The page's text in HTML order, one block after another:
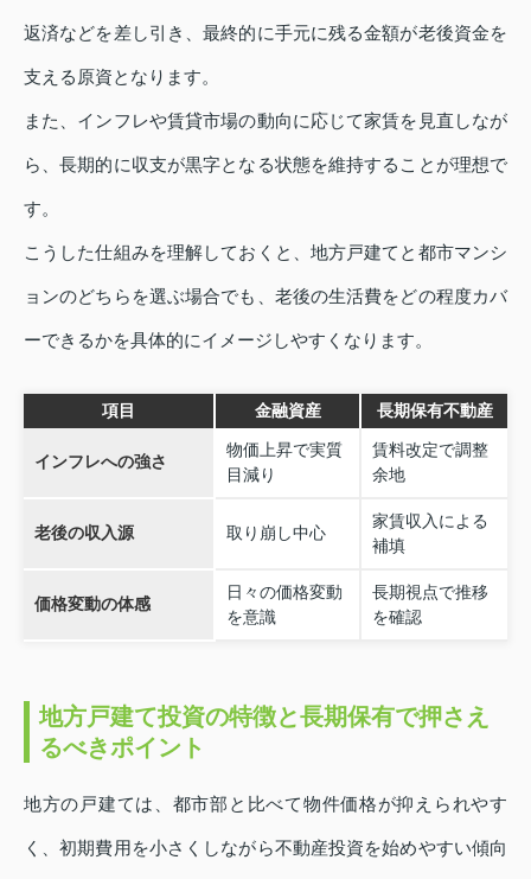
返済などを差し引き、最終的に手元に残る金額が老後資金を
支える原資となります。
また、インフレや賃貸市場の動向に応じて家賃を見直しなが
ら、長期的に収支が黒字となる状態を維持することが理想で
す。
こうした仕組みを理解しておくと、地方戸建てと都市マンシ
ョンのどちらを選ぶ場合でも、老後の生活費をどの程度カバ
ーできるかを具体的にイメージしやすくなります。
項目 金融資産 長期保有不動産
インフレへの強さ
物価上昇で実質
目減り
賃料改定で調整
余地
老後の収入源 取り崩し中心
家賃収入による
補填
価格変動の体感
日々の価格変動
を意識
長期視点で推移
を確認
地方戸建て投資の特徴と長期保有で押さえ
るべきポイント
地方の戸建ては、都市部と比べて物件価格が抑えられやす
く、初期費用を小さくしながら不動産投資を始めやすい傾向